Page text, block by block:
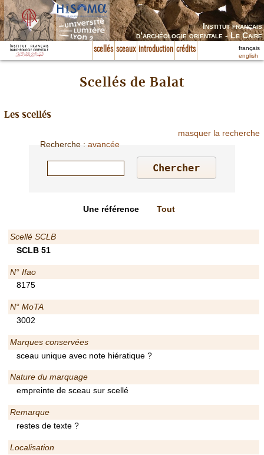
Institut français
d’archéologie orientale - Le Caire
scellés sceaux introduction crédits
français
english
Scellés de Balat
Les scellés
masquer la recherche
Recherche :avancée
Une référence Tout
Scellé SCLB
SCLB 51
N° Ifao
8175
N° MoTA
3002
Marques conservées
sceau unique avec note hiératique ?
Nature du marquage
empreinte de sceau sur scellé
Remarque
restes de texte ?
Localisation